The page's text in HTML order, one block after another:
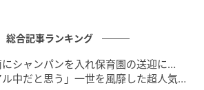
総合記事ランキング
シャンパンを入れ保育園の送迎に…
ル中だと思う」一世を風靡した超人気タ